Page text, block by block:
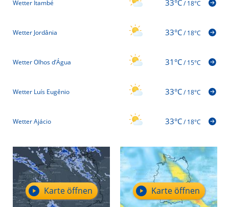
Wetter Itambé 33°C/18°C
Wetter Jordânia 33°C/18°C
Wetter Olhos d’Água 31°C/15°C
Wetter Luís Eugênio 33°C/18°C
Wetter Ajácio 33°C/18°C
Karte öffnen Karte öffnen